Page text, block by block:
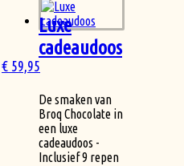
Luxe
cadeaudoos
€ 59,95
De smaken van
Broq Chocolate in
een luxe
cadeaudoos -
Inclusief 9 repen